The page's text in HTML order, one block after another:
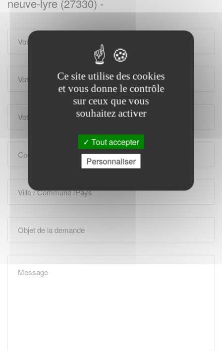
neuve-lyre (27330) -
Ce site utilise des cookies
et vous donne le contrôle
sur ceux que vous
souhaitez activer
Tout accepter
Personnaliser